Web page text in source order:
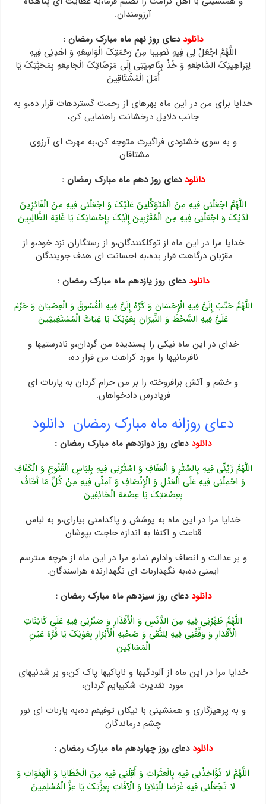
آرزومندان.
دانلود دعای روز نهم ماه مبارک رمضان :
اللَّهُمَّ اجْعَلْ لِی فِیهِ نَصِیبا مِنْ رَحْمَتِکَ الْوَاسِعَهِ وَ اهْدِنِی فِیهِ
لِبَرَاهِینِکَ السَّاطِعَهِ وَ خُذْ بِنَاصِیَتِی إِلَى مَرْضَاتِکَ الْجَامِعَهِ بِمَحَبَّتِکَ یَا
أَمَلَ الْمُشْتَاقِینَ
خدایا براى من در این ماه بهره‏اى از رحمت گسترده‏ات قرار ده،و به
جانب دلایل‏ درخشانت راهنمایى کن،
و به سوى خشنودى فراگیرت متوجه کن،به مهرت اى آرزوى
مشتاقان.
دانلود دعای روز دهم ماه مبارک رمضان :
اللَّهُمَّ اجْعَلْنِی فِیهِ مِنَ الْمُتَوَکِّلِینَ عَلَیْکَ وَ اجْعَلْنِی فِیهِ مِنَ الْفَائِزِینَ
لَدَیْکَ وَ اجْعَلْنِی فِیهِ مِنَ الْمُقَرَّبِینَ إِلَیْکَ بِإِحْسَانِکَ یَا غَایَهَ الطَّالِبِینَ
خدایا مرا در این ماه از توکل‏کنندگان،و از رستگاران نزد خود،و از
مقرّبان درگاهت قرار بده،به احسانت اى هدف جویندگان.
دانلود دعای روز یازدهم ماه مبارک رمضان :
اللَّهُمَّ حَبِّبْ إِلَیَّ فِیهِ الْإِحْسَانَ وَ کَرِّهْ إِلَیَّ فِیهِ الْفُسُوقَ وَ الْعِصْیَانَ وَ حَرِّمْ
عَلَیَّ فِیهِ السَّخَطَ وَ النِّیرَانَ بِعَوْنِکَ یَا غِیَاثَ الْمُسْتَغِیثِینَ
خداى در این ماه نیکى را پسندیده من گردان،و نادرستیها و
نافرمانیها را مورد کراهت من قرار ده،
و خشم و آتش برافروخته را بر من حرام گردان به یارى‏ات اى
فریادرس دادخواهان.
دعای روزانه ماه مبارک رمضان دانلود
دانلود دعای روز دوازدهم ماه مبارک رمضان :
اللَّهُمَّ زَیِّنِّی فِیهِ بِالسِّتْرِ وَ الْعَفَافِ وَ اسْتُرْنِی فِیهِ بِلِبَاسِ الْقُنُوعِ وَ الْکَفَافِ
وَ احْمِلْنِی فِیهِ عَلَى الْعَدْلِ وَ الْإِنْصَافِ وَ آمِنِّی فِیهِ مِنْ کُلِّ مَا أَخَافُ
بِعِصْمَتِکَ یَا عِصْمَهَ الْخَائِفِینَ
خدایا مرا در این ماه به پوشش و پاکدامنى بیاراى،و به لباس
قناعت و اکتفا به اندازه حاجت بپوشان‏
و بر عدالت و انصاف وادارم نما،و مرا در این ماه از هرچه مى‏ترسم
ایمنى ده،به نگهدارى‏ات اى نگهدارنده‏ هراسندگان.
دانلود دعای روز سیزدهم ماه مبارک رمضان :
اللَّهُمَّ طَهِّرْنِی فِیهِ مِنَ الدَّنَسِ وَ الْأَقْذَارِ وَ صَبِّرْنِی فِیهِ عَلَى کَائِنَاتِ
الْأَقْدَارِ وَ وَفِّقْنِی فِیهِ لِلتُّقَى وَ صُحْبَهِ الْأَبْرَارِ بِعَوْنِکَ یَا قُرَّهَ عَیْنِ
الْمَسَاکِینِ
خدایا مرا در این ماه از آلودگیها و ناپاکیها پاک کن،و بر شدنیهاى
مورد تقدیرت‏ شکیبایم گردان،
و به پرهیزگارى و هم‏نشینى با نیکان توفیقم ده،به یارى‏ات اى نور
چشم درماندگان‏
دانلود دعای روز چهاردهم ماه مبارک رمضان :
اللَّهُمَّ لا تُؤَاخِذْنِی فِیهِ بِالْعَثَرَاتِ وَ أَقِلْنِی فِیهِ مِنَ الْخَطَایَا وَ الْهَفَوَاتِ وَ
لا تَجْعَلْنِی فِیهِ غَرَضا لِلْبَلایَا وَ الْآفَاتِ بِعِزَّتِکَ یَا عِزَّ الْمُسْلِمِینَ